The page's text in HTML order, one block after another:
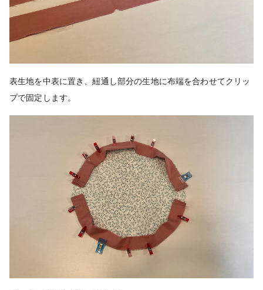
表生地を中表に置き、紐通し部分の生地に布端を合わせてクリッ
プで固定します。